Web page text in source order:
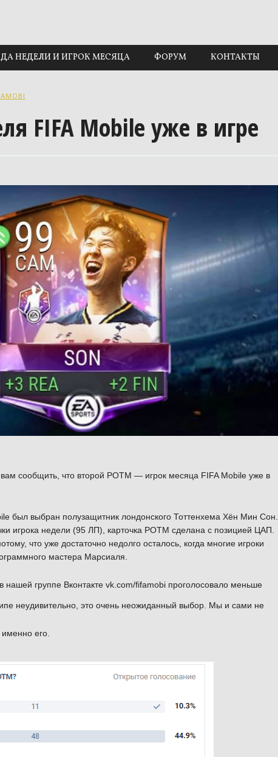
НЕДЕЛИ И ИГРОК МЕСЯЦА ФОРУМ КОНТАКТЫ
FIFA Mobile уже в игре
сообщить, что второй POTM — игрок месяца FIFA Mobile уже в
был выбран полузащитник лондонского Тоттенхема Хён Мин Сон.
игрока недели (95 ЛП), карточка POTM сделана с позицией ЦАП.
что уже достаточно недолго осталось, когда многие игроки
мастера Марсиаля.
нашей группе Вконтакте vk.com/fifamobi проголосовало меньше
неудивительно, это очень неожиданный выбор. Мы и сами не
именно его.